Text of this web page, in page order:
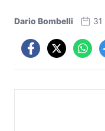
Dario Bombelli